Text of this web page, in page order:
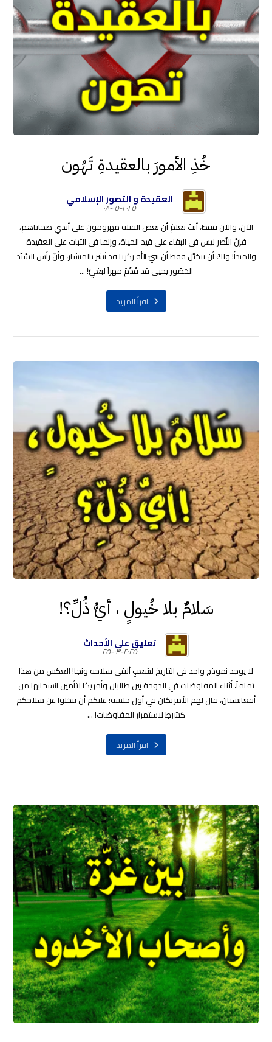
خُذِ الأمورَ بالعقيدةِ تَهُون
العقيدة و التصور الإسلامي
٢٠٢٥-٠٥-٠٨
الآن، والآن فقط، أنتَ تعلمُ أن بعض القتلة مهزومون على أيدي ضحاياهم،
فإنَّ النَّصرَ ليس في البقاء على قيد الحياة، وإنما في الثبات على العقيدة
والمبدأ! ولكَ أن تتخيَّلَ فقط أن نبيَّ اللهِ زكريا قد نُشرَ بالمنشار، وأنَّ رأس السَّيِّدِ
الحَصُورِ يحيى قد قُدِّمَ مهراً لبغيٍّ! ...
اقرأ المزيد
سَلامٌ بلا خُيولٍ ، أيُّ ذُلِّ؟!
تعليق على الأحداث
٢٠٢٥-٠٣-٢٥
لا يوجد نموذج واحد في التاريخ لشعبٍ ألقى سلاحه ونجا! العكس من هذا
تماماً، أثناء المفاوضات في الدوحة بين طالبان وأمريكا لتأمين انسحابها من
أفغانستان، قال لهم الأمريكان في أول جلسة: عليكم أن تتخلوا عن سلاحكم
كشرطِ لاستمرار المفاوضات! ...
اقرأ المزيد